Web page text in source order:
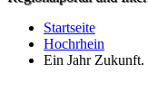
Startseite
Hochrhein
Ein Jahr Zukunft.